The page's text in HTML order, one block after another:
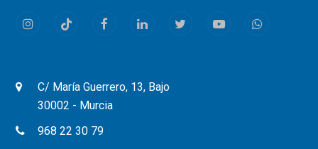
InstagramTiktok FacebookLinkedInTwitterYoutubeWhatsapp
C/ María Guerrero, 13, Bajo
30002 - Murcia
968 22 30 79